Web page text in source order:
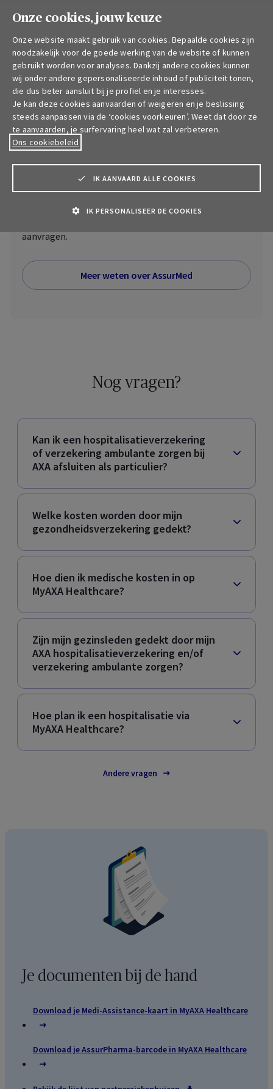
AssurMed
Snellere terugbetaling van je
huisartsbezoeken
DankzijAssurMedkunnen behandelende artsen,
tandartsen en kinesitherapeuten je zorgattesten
digitaal en beveiligd beschikbaar maken. Zodra je
aangemeld bent bij het portaal, selecteer je de
aanvragen.
Meer weten over AssurMed
Nog vragen?
Kan ik een hospitalisatieverzekering
of verzekering ambulante zorgen bij
AXA afsluiten als particulier?
Welke kosten worden door mijn
gezondheidsverzekering gedekt?
Hoe dien ik medische kosten in op
MyAXA Healthcare?
Zijn mijn gezinsleden gedekt door mijn
AXA hospitalisatieverzekering en/of
verzekering ambulante zorgen?
Hoe plan ik een hospitalisatie via
MyAXA Healthcare?
Andere vragen
Je documenten bij de hand
Download je Medi-Assistance-kaart in MyAXA Healthcare
Download je AssurPharma-barcode in MyAXA Healthcare
Onze cookies, jouw keuze
Onze website maakt gebruik van cookies. Bepaalde cookies zijn
noodzakelijk voor de goede werking van de website of kunnen
gebruikt worden voor analyses. Dankzij andere cookies kunnen
wij onder andere gepersonaliseerde inhoud of publiciteit tonen,
die dus beter aansluit bij je profiel en je interesses.
Je kan deze cookies aanvaarden of weigeren en je beslissing
steeds aanpassen via de ‘cookies voorkeuren’. Weet dat door ze
te aanvaarden, je surfervaring heel wat zal verbeteren.
Ons cookiebeleid
IK AANVAARD ALLE COOKIES
IK PERSONALISEER DE COOKIES